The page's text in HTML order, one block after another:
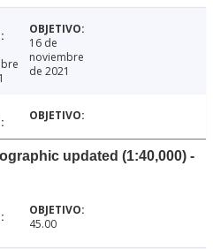
16 de
noviembre
de 2021
updated (1:40,000) -
45.00